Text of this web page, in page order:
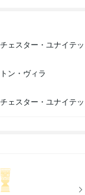
ェスター・ユナイテ
ン・ヴィラ
ェスター・ユナイテ